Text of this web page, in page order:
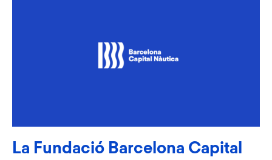
La Fundació Barcelona Capital